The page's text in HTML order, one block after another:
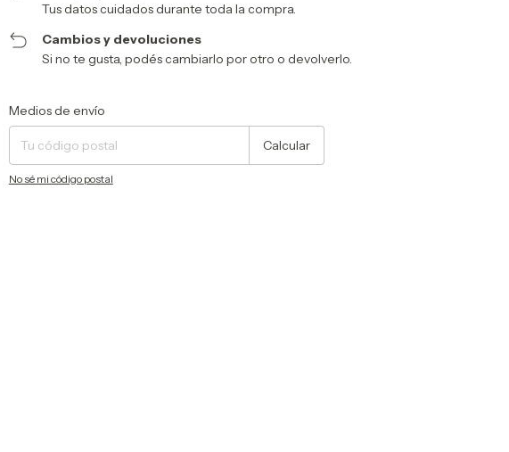
Tus datos cuidados durante toda la compra.
Cambios y devoluciones
Si no te gusta, podés cambiarlo por otro o devolverlo.
Entregas para el CP:
Medios de envío
Calcular
No sé mi código postal